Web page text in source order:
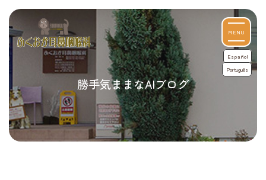
MENU
Español
Português
勝手気ままなAIブログ